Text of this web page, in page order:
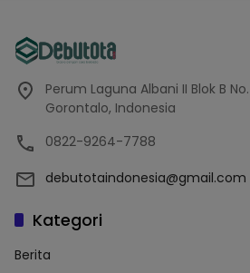
Perum Laguna Albani II Blok B
Gorontalo, Indonesia
0822-9264-7788
debutotaindonesia@gmail.com
Kategori
Berita